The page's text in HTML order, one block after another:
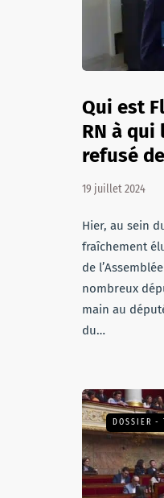
Qui est
RN à qui
refusé
19 juillet 2024
Hier, au sein
fraîchement
de
nombreux
main au
du…
DOSSIER -